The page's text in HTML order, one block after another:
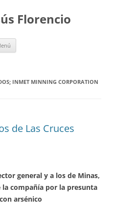
Florencio
INMET MINNING CORPORATION
de Las Cruces
general y a los de Minas,
compañía por la presunta
arsénico